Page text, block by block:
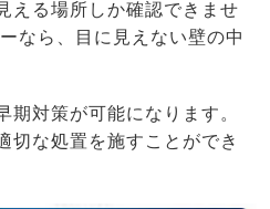
える場所しか確認できませ
なら、目に見えない壁の中
期対策が可能になります。
切な処置を施すことができ